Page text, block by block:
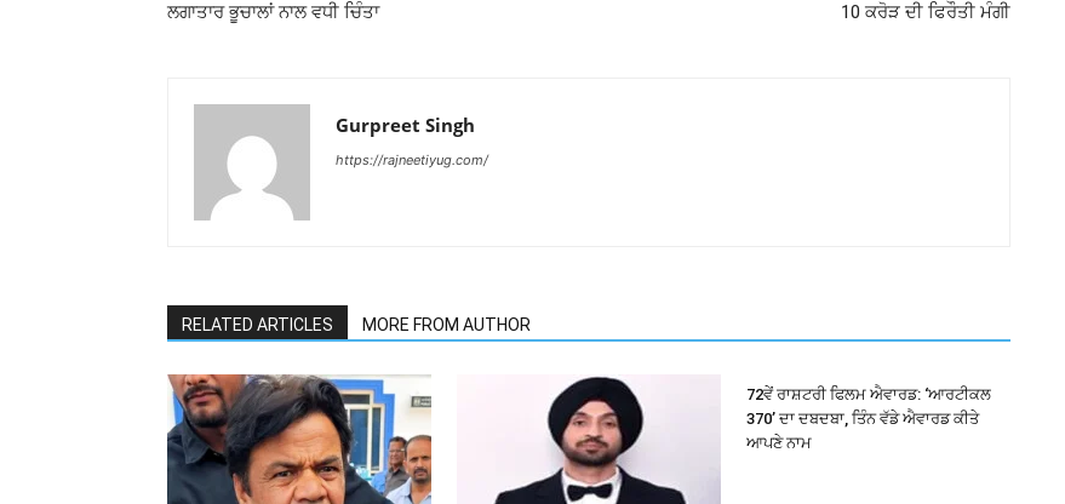
ਲਗਾਤਾਰ ਭੂਚਾਲਾਂ ਨਾਲ ਵਧੀ ਚਿੰਤਾ
10 ਕਰੋੜ ਦੀ ਫਿਰੌਤੀ ਮੰਗੀ
Gurpreet Singh
https://rajneetiyug.com/
RELATED ARTICLES MORE FROM AUTHOR
72ਵੇਂ ਰਾਸ਼ਟਰੀ ਫਿਲਮ ਐਵਾਰਡ: ‘ਆਰਟੀਕਲ
370’ ਦਾ ਦਬਦਬਾ, ਤਿੰਨ ਵੱਡੇ ਐਵਾਰਡ ਕੀਤੇ
ਆਪਣੇ ਨਾਮ